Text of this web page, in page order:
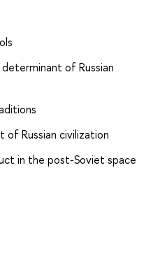
of Russian
of Russian civilization
in the post-Soviet space